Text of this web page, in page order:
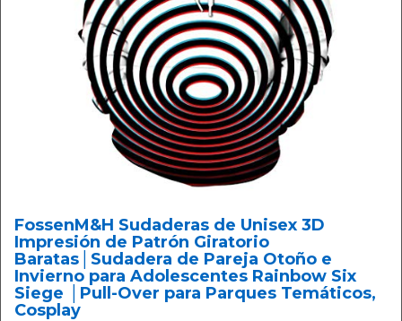
FossenM&H Sudaderas de Unisex 3D
Impresión de Patrón Giratorio
Baratas│‍Sudadera de Pareja Otoño e
Invierno para Adolescentes Rainbow Six
Siege │Pull-Over para Parques Temáticos,
Cosplay